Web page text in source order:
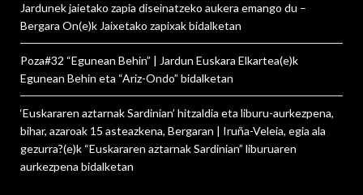
Jardunek jaietako zapia diseinatzeko aukera emango du –
Bergara On(e)k Jaixetako zapixakbidalketan
Poza#32 “Egunean Behin” | Jardun Euskara Elkartea(e)k
Egunean Behin eta “Ariz-Ondo” bidalketan
‘Euskararen aztarnak Sardinian’ hitzaldia eta liburu-aurkezpena,
bihar, azaroak 15 asteazkena, Bergaran | Iruña-Veleia, egia ala
gezurra?(e)k “Euskararen aztarnak Sardinian” liburuaren
aurkezpena bidalketan